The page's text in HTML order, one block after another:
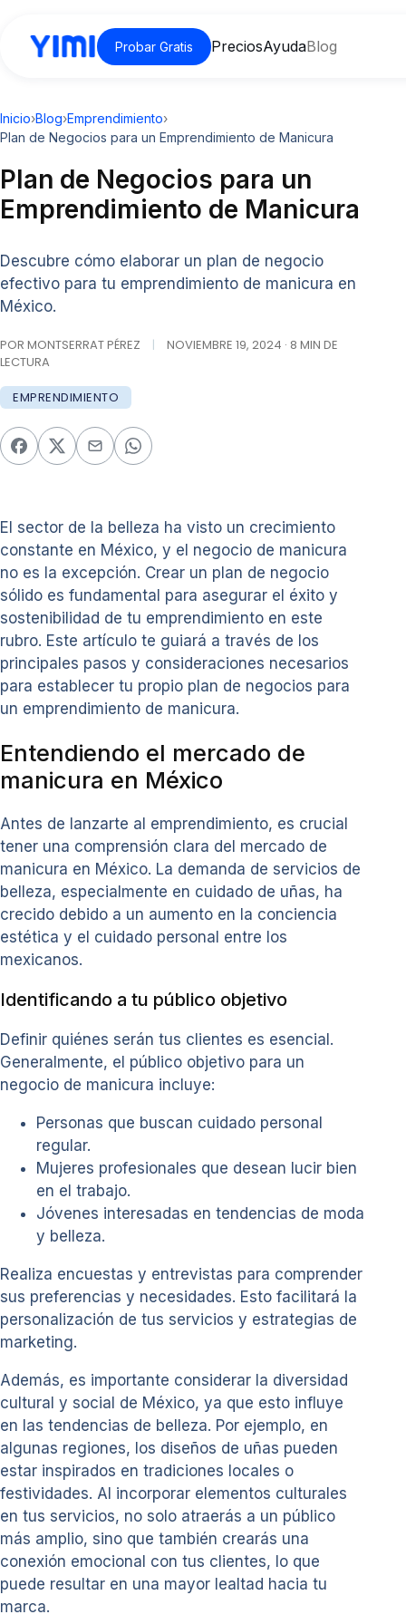
Probar Gratis PreciosAyudaBlog
Inicio›Blog›Emprendimiento›
Plan de Negocios para un Emprendimiento de Manicura
Plan de Negocios para un
Emprendimiento de Manicura
Descubre cómo elaborar un plan de negocio
efectivo para tu emprendimiento de manicura en
México.
POR MONTSERRAT PÉREZ |
NOVIEMBRE 19, 2024 · 8 MIN DE
LECTURA
EMPRENDIMIENTO
El sector de la belleza ha visto un crecimiento
constante en México, y el negocio de manicura
no es la excepción. Crear un plan de negocio
sólido es fundamental para asegurar el éxito y
sostenibilidad de tu emprendimiento en este
rubro. Este artículo te guiará a través de los
principales pasos y consideraciones necesarios
para establecer tu propio plan de negocios para
un emprendimiento de manicura.
Entendiendo el mercado de
manicura en México
Antes de lanzarte al emprendimiento, es crucial
tener una comprensión clara del mercado de
manicura en México. La demanda de servicios de
belleza, especialmente en cuidado de uñas, ha
crecido debido a un aumento en la conciencia
estética y el cuidado personal entre los
mexicanos.
Identificando a tu público objetivo
Definir quiénes serán tus clientes es esencial.
Generalmente, el público objetivo para un
negocio de manicura incluye:
Personas que buscan cuidado personal
regular.
Mujeres profesionales que desean lucir bien
en el trabajo.
Jóvenes interesadas en tendencias de moda
y belleza.
Realiza encuestas y entrevistas para comprender
sus preferencias y necesidades. Esto facilitará la
personalización de tus servicios y estrategias de
marketing.
Además, es importante considerar la diversidad
cultural y social de México, ya que esto influye
en las tendencias de belleza. Por ejemplo, en
algunas regiones, los diseños de uñas pueden
estar inspirados en tradiciones locales o
festividades. Al incorporar elementos culturales
en tus servicios, no solo atraerás a un público
más amplio, sino que también crearás una
conexión emocional con tus clientes, lo que
puede resultar en una mayor lealtad hacia tu
marca.